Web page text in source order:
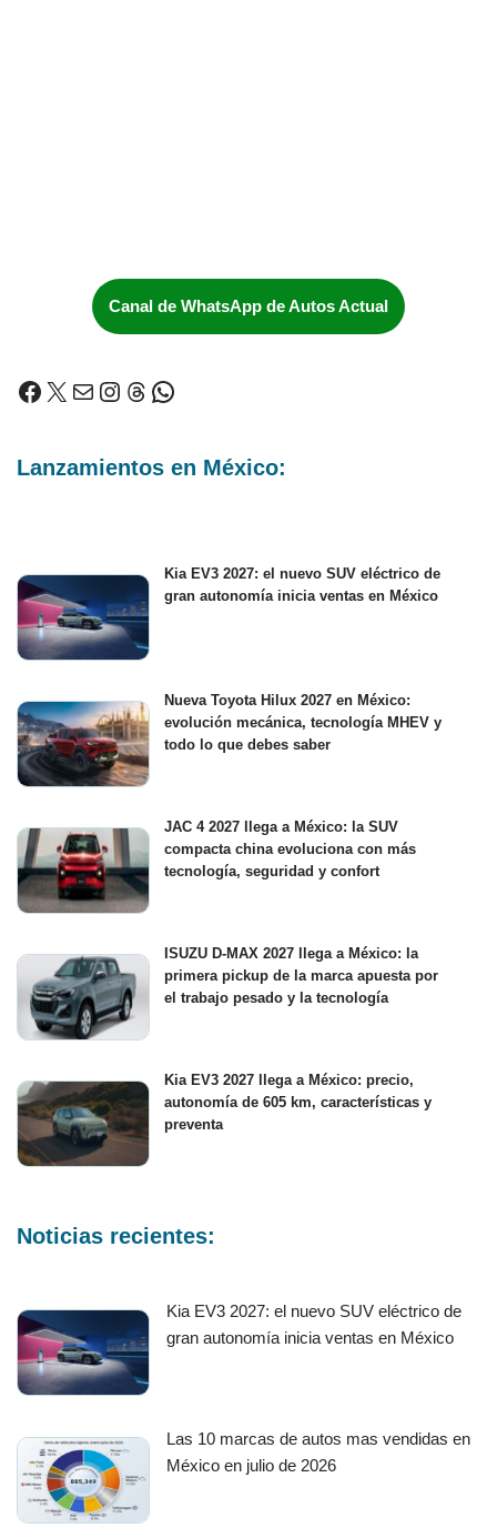
Canal de WhatsApp de Autos Actual
Lanzamientos en México:
Kia EV3 2027: el nuevo SUV eléctrico de
gran autonomía inicia ventas en México
Nueva Toyota Hilux 2027 en México:
evolución mecánica, tecnología MHEV y
todo lo que debes saber
JAC 4 2027 llega a México: la SUV
compacta china evoluciona con más
tecnología, seguridad y confort
ISUZU D-MAX 2027 llega a México: la
primera pickup de la marca apuesta por
el trabajo pesado y la tecnología
Kia EV3 2027 llega a México: precio,
autonomía de 605 km, características y
preventa
Noticias recientes:
Kia EV3 2027: el nuevo SUV eléctrico de
gran autonomía inicia ventas en México
Las 10 marcas de autos mas vendidas en
México en julio de 2026